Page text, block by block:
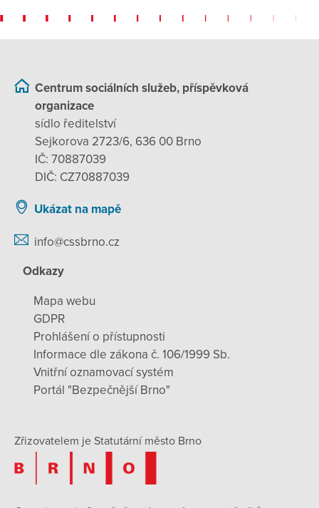
Centrum sociálních služeb, příspěvková
organizace
sídlo ředitelství
Sejkorova 2723/6, 636 00 Brno
IČ: 70887039
DIČ: CZ70887039
Ukázat na mapě
info@cssbrno.cz
Odkazy
Mapa webu
GDPR
Prohlášení o přístupnosti
Informace dle zákona č. 106/1999 Sb.
Vnitřní oznamovací systém
Portál "Bezpečnější Brno"
Zřizovatelem je Statutární město Brno